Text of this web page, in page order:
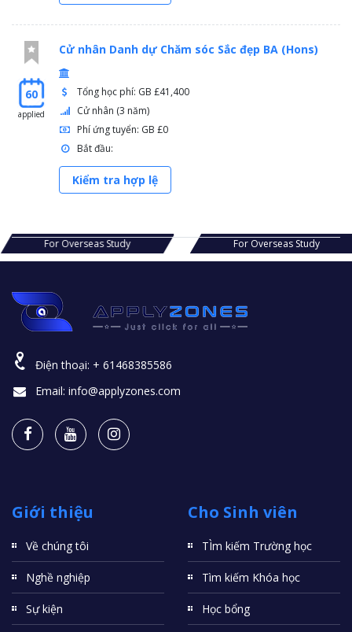
60
applied
Cử nhân Danh dự Chăm sóc Sắc đẹp BA (Hons)
Tổng học phí: GB £41,400
Cử nhân (3 năm)
Phí ứng tuyển: GB £0
Bắt đầu:
Kiểm tra hợp lệ
For Overseas Study
Điện thoại: + 61468385586
Email: info@applyzones.com
Giới thiệu
Về chúng tôi
Nghề nghiệp
Sự kiện
Cho Sinh viên
TÌm kiếm Trường học
Tìm kiếm Khóa học
Học bổng